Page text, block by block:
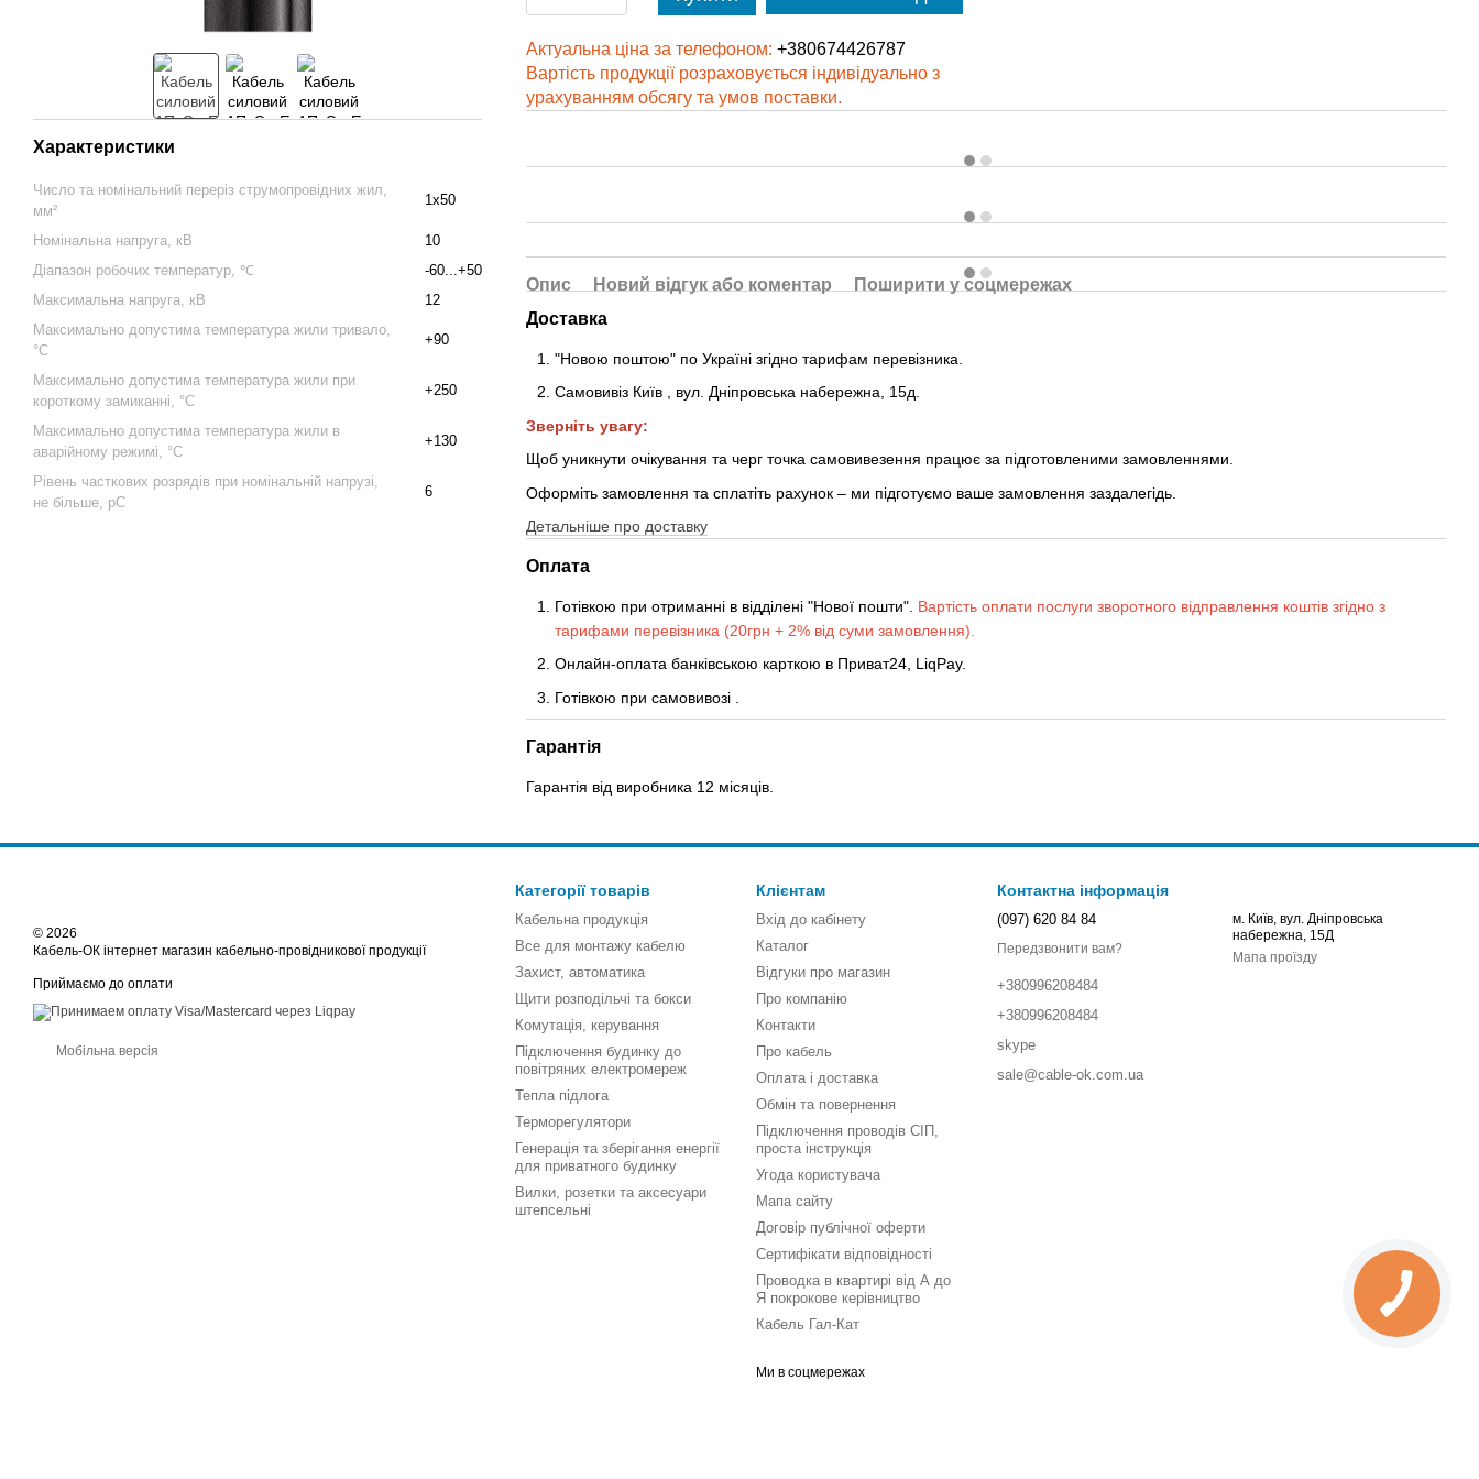
Характеристики
Число та номінальний переріз струмопровідних жил,
мм²
1x50
Номінальна напруга, кВ
10
Діапазон робочих температур, ℃
-60...+50
Максимальна напруга, кВ
12
Максимально допустима температура жили тривало,
°С
+90
Максимально допустима температура жили при
короткому замиканні, °С
+250
Максимально допустима температура жили в
аварійному режимі, °С
+130
Рівень часткових розрядів при номінальній напрузі,
не більше, pC
6
Актуальна ціна за телефоном: +380674426787
Вартість продукції розраховується індивідуально з
урахуванням обсягу та умов поставки.
Опис Новий відгук або коментар
Поширити у соцмережах
Доставка
"Новою поштою" по Україні згідно тарифам перевізника.
Самовивіз Київ , вул. Дніпровська набережна, 15д.
Зверніть увагу:
Щоб уникнути очікування та черг точка самовивезення працює за підготовленими замовленнями.
Оформіть замовлення та сплатіть рахунок – ми підготуємо ваше замовлення заздалегідь.
Детальніше про доставку
Оплата
Готівкою при отриманні в відділені "Нової пошти". Вартість оплати послуги зворотного відправлення коштів згідно з
тарифами перевізника (20грн + 2% від суми замовлення).
Онлайн-оплата банківською карткою в Приват24, LiqPay.
Готівкою при самовивозі
Гарантія
Гарантія від виробника 12 місяців.
© 2026
Кабель-ОК інтернет магазин кабельно-провідникової продукції
Приймаємо до оплати
Мобільна версія
Категорії товарів
Кабельна продукція
Все для монтажу кабелю
Захист, автоматика
Щити розподільчі та бокси
Комутація, керування
Підключення будинку до
повітряних електромереж
Тепла підлога
Терморегулятори
Генерація та зберігання енергії
для приватного будинку
Вилки, розетки та аксесуари
штепсельні
Клієнтам
Вхід до кабінету
Каталог
Відгуки про магазин
Про компанію
Контакти
Про кабель
Оплата і доставка
Обмін та повернення
Підключення проводів СІП,
проста інструкція
Угода користувача
Мапа сайту
Договір публічної оферти
Сертифікати відповідності
Проводка в квартирі від А до
Я покрокове керівництво
Кабель Гал-Кат
Ми в соцмережах
Контактна інформація
(097) 620 84 84
Передзвонити вам?
+380996208484
+380996208484
skype
sale@cable-ok.com.ua
м. Київ, вул. Дніпровська
набережна, 15Д
Мапа проїзду